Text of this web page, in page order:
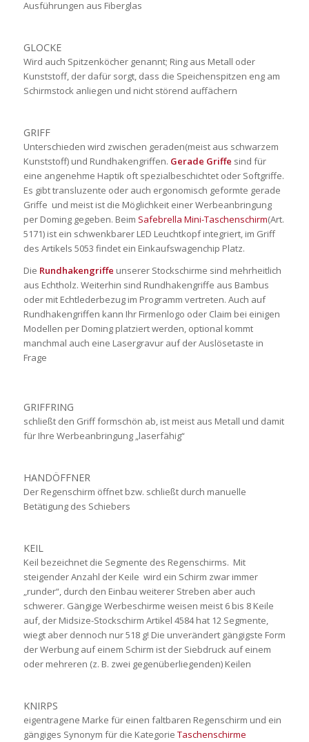
Ausführungen aus Fiberglas
GLOCKE
Wird auch Spitzenköcher genannt; Ring aus Metall oder
Kunststoff, der dafür sorgt, dass die Speichenspitzen eng am
Schirmstock anliegen und nicht störend auffächern
GRIFF
Unterschieden wird zwischen geraden(meist aus schwarzem
Kunststoff) und Rundhakengriffen. Gerade Griffe sind für
eine angenehme Haptik oft spezialbeschichtet oder Softgriffe.
Es gibt transluzente oder auch ergonomisch geformte gerade
Griffe und meist ist die Möglichkeit einer Werbeanbringung
per Doming gegeben. Beim Safebrella Mini-Taschenschirm(Art.
5171) ist ein schwenkbarer LED Leuchtkopf integriert, im Griff
des Artikels 5053 findet ein Einkaufswagenchip Platz.
Die Rundhakengriffe unserer Stockschirme sind mehrheitlich
aus Echtholz. Weiterhin sind Rundhakengriffe aus Bambus
oder mit Echtlederbezug im Programm vertreten. Auch auf
Rundhakengriffen kann Ihr Firmenlogo oder Claim bei einigen
Modellen per Doming platziert werden, optional kommt
manchmal auch eine Lasergravur auf der Auslösetaste in
Frage
GRIFFRING
schließt den Griff formschön ab, ist meist aus Metall und damit
für Ihre Werbeanbringung „laserfähig“
HANDÖFFNER
Der Regenschirm öffnet bzw. schließt durch manuelle
Betätigung des Schiebers
KEIL
Keil bezeichnet die Segmente des Regenschirms. Mit
steigender Anzahl der Keile wird ein Schirm zwar immer
„runder“, durch den Einbau weiterer Streben aber auch
schwerer. Gängige Werbeschirme weisen meist 6 bis 8 Keile
auf, der Midsize-Stockschirm Artikel 4584 hat 12 Segmente,
wiegt aber dennoch nur 518 g! Die unverändert gängigste Form
der Werbung auf einem Schirm ist der Siebdruck auf einem
oder mehreren (z. B. zwei gegenüberliegenden) Keilen
KNIRPS
eigentragene Marke für einen faltbaren Regenschirm und ein
gängiges Synonym für die Kategorie Taschenschirme